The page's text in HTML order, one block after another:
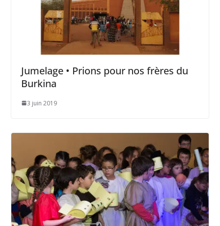
Jumelage • Prions pour nos frères du
Burkina
3 juin 2019